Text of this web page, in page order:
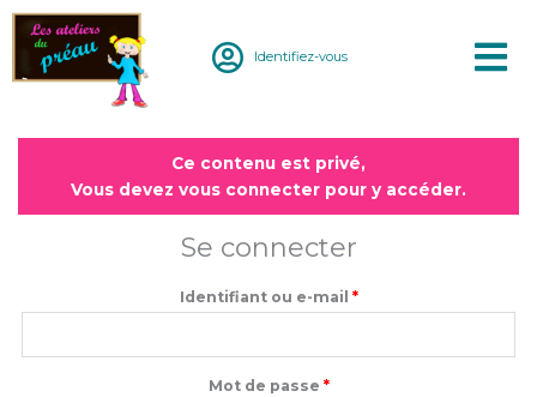
Aller
contenu
Identifiez-vous
Ce contenu est privé,
Vous devez vous connecter pour y accéder.
Se connecter
Identifiant ou e-mail *
Mot de passe *
Obligatoire